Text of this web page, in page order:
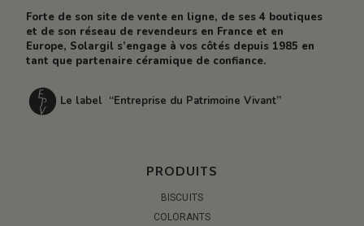
Forte de son site de vente en ligne, de ses 4 boutiques
et de son réseau de revendeurs en France et en
Europe, Solargil s’engage à vos côtés depuis 1985 en
tant que partenaire céramique de confiance.
Le label “Entreprise du Patrimoine Vivant”
PRODUITS
BISCUITS
COLORANTS